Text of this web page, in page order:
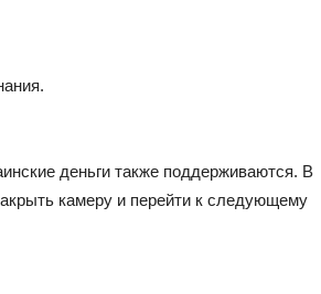
деньги также поддерживаются. В
камеру и перейти к следующему